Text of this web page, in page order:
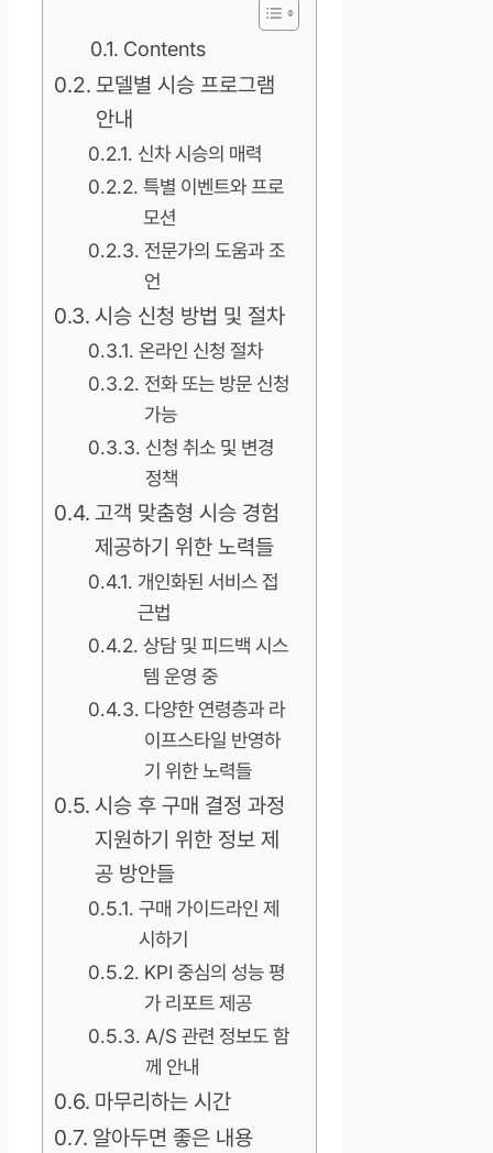
Contents
모델별 시승 프로그램
안내
신차 시승의 매력
특별 이벤트와 프로
모션
전문가의 도움과 조
언
시승 신청 방법 및 절차
온라인 신청 절차
전화 또는 방문 신청
가능
신청 취소 및 변경
정책
고객 맞춤형 시승 경험
제공하기 위한 노력들
개인화된 서비스 접
근법
상담 및 피드백 시스
템 운영 중
다양한 연령층과 라
이프스타일 반영하
기 위한 노력들
시승 후 구매 결정 과정
지원하기 위한 정보 제
공 방안들
구매 가이드라인 제
시하기
KPI 중심의 성능 평
가 리포트 제공
A/S 관련 정보도 함
께 안내
마무리하는 시간
알아두면 좋은 내용